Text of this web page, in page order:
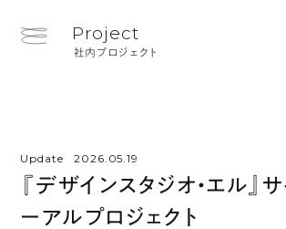
Project
社内プロジェクト
Update 2026.05.19
『デザインスタジオ・エル』
ーアルプロジェクト